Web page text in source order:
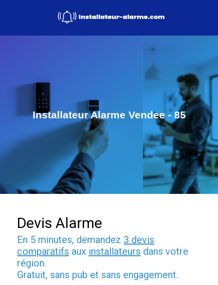
Installateur Alarme Vendee - 85
Devis Alarme
En 5 minutes, demandez 3 devis
comparatifs aux installateurs dans votre
région.
Gratuit, sans pub et sans engagement.